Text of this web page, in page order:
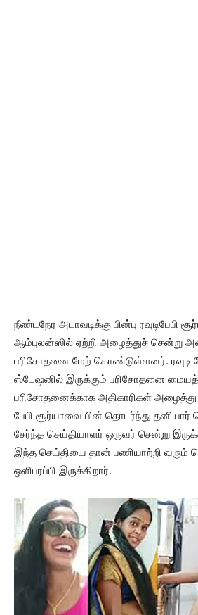
நீண்டநேர அடாவடிக்கு பின்பு ரவுடிபேபி
ஆம்புலன்ஸில் ஏற்றி அழைத்துச் சென்று
பரிசோதனை மேற் கொண்டுள்ளனர். ரவுடி
ஸ்டேஷனில் இருக்கும் பரிசோதனை
பரிசோதனைக்காக அதிகாரிகள் அழைத்து
பேபி சூர்யாவை பின் தொடர்ந்து
சேர்ந்த செய்தியாளர் ஒருவர் சென்று
இந்த செய்தியை தான் பணியாற்றி வரும்
ஒளிபரப்பி இருக்கிறார்.